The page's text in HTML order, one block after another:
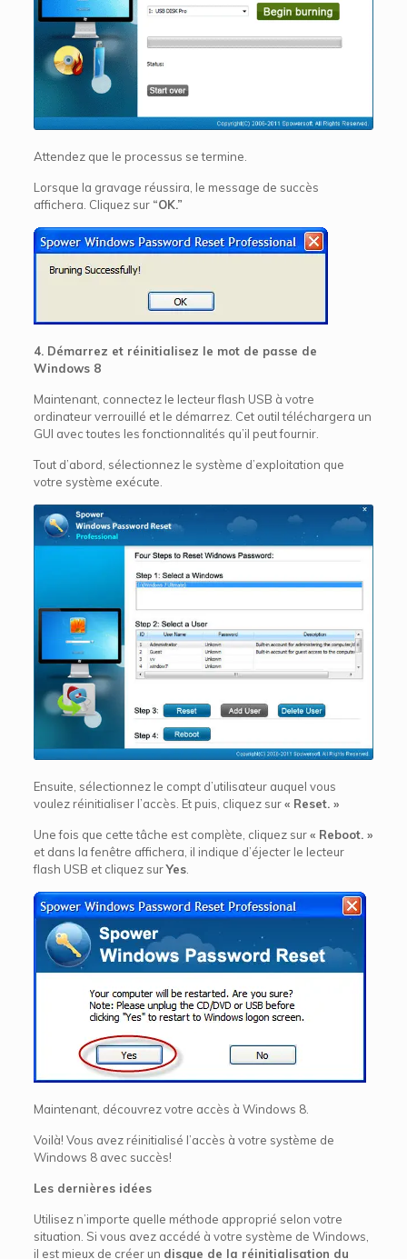
Attendez que le processus se termine.
Lorsque la gravage réussira, le message de succès
affichera. Cliquez sur “OK.”
4. Démarrez et réinitialisez le mot de passe de
Windows 8
Maintenant, connectez le lecteur flash USB à votre
ordinateur verrouillé et le démarrez. Cet outil téléchargera un
GUI avec toutes les fonctionnalités qu’il peut fournir.
Tout d’abord, sélectionnez le système d’exploitation que
votre système exécute.
Ensuite, sélectionnez le compt d’utilisateur auquel vous
voulez réinitialiser l’accès. Et puis, cliquez sur« Reset. »
Une fois que cette tâche est complète, cliquez sur« Reboot. »
et dans la fenêtre affichera, il indique d’éjecter le lecteur
flash USB et cliquez surYes.
Maintenant, découvrez votre accès à Windows 8.
Voilà! Vous avez réinitialisé l’accès à votre système de
Windows 8 avec succès!
Les dernières idées
Utilisez n’importe quelle méthode approprié selon votre
situation. Si vous avez accédé à votre système de Windows,
il est mieux de créer un disque de la réinitialisation du